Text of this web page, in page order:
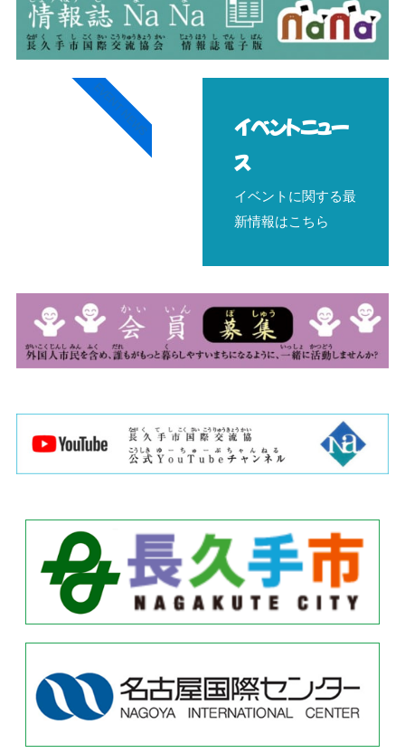
イベントニュー
ス
イベントに関する最
新情報はこちら
EVENT NEWS